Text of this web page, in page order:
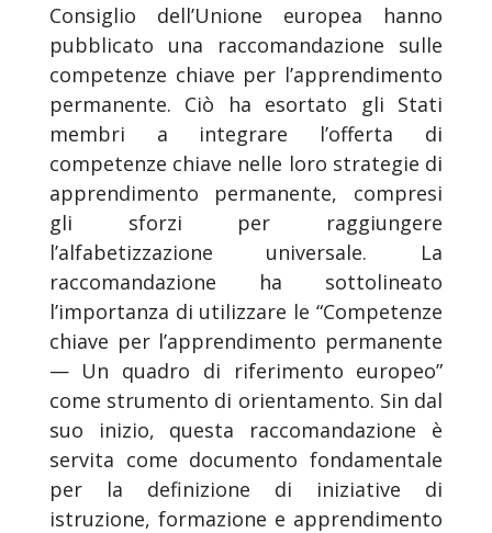
Consiglio dell’Unione europea hanno
pubblicato una raccomandazione sulle
competenze chiave per l’apprendimento
permanente. Ciò ha esortato gli Stati
membri a integrare l’offerta di
competenze chiave nelle loro strategie di
apprendimento permanente, compresi
gli sforzi per raggiungere
l’alfabetizzazione universale. La
raccomandazione ha sottolineato
l’importanza di utilizzare le “Competenze
chiave per l’apprendimento permanente
— Un quadro di riferimento europeo”
come strumento di orientamento. Sin dal
suo inizio, questa raccomandazione è
servita come documento fondamentale
per la definizione di iniziative di
istruzione, formazione e apprendimento